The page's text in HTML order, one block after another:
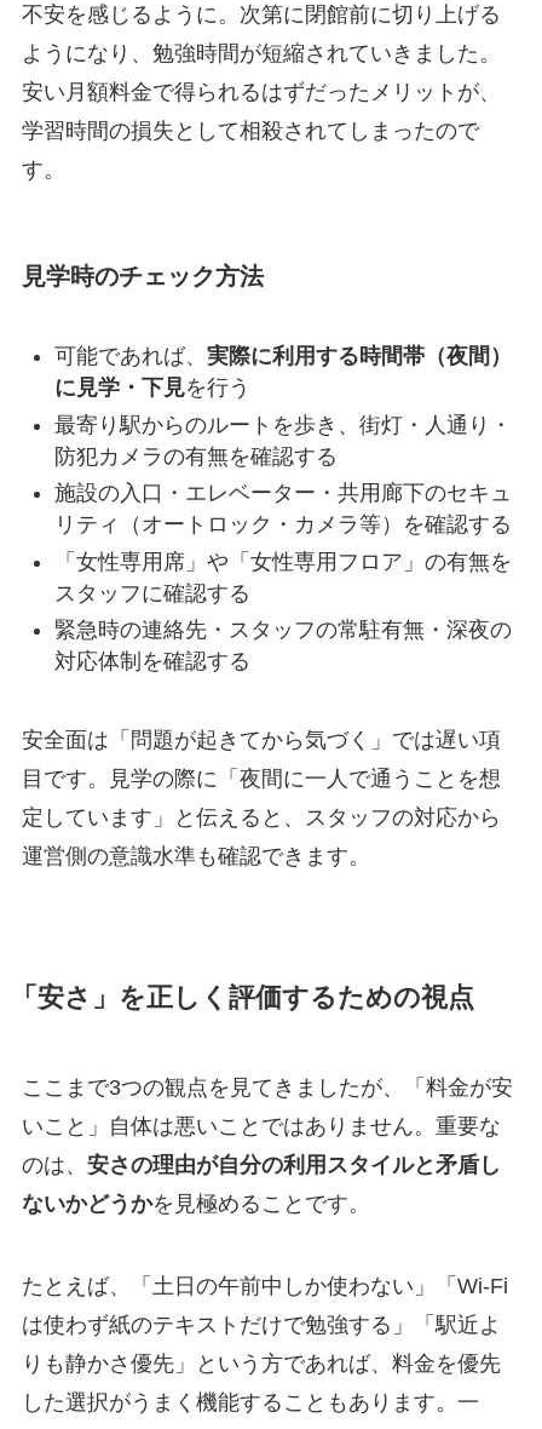
不安を感じるように。次第に閉館前に切り上げる
ようになり、勉強時間が短縮されていきました。
安い月額料金で得られるはずだったメリットが、
学習時間の損失として相殺されてしまったので
す。
見学時のチェック方法
可能であれば、 実際に利用する時間帯（夜間）
に見学・下見を行う
最寄り駅からのルートを歩き、街灯・人通り・
防犯カメラの有無を確認する
施設の入口・エレベーター・共用廊下のセキュ
リティ（オートロック・カメラ等）を確認する
「女性専用席」や「女性専用フロア」の有無を
スタッフに確認する
緊急時の連絡先・スタッフの常駐有無・深夜の
対応体制を確認する
安全面は「問題が起きてから気づく」では遅い項
目です。見学の際に「夜間に一人で通うことを想
定しています」と伝えると、スタッフの対応から
運営側の意識水準も確認できます。
「安さ」を正しく評価するための視点
ここまで3つの観点を見てきましたが、「料金が安
いこと」自体は悪いことではありません。重要な
のは、 安さの理由が自分の利用スタイルと矛盾し
ないかどうかを見極めることです。
たとえば、「土日の午前中しか使わない」「Wi-Fi
は使わず紙のテキストだけで勉強する」「駅近よ
りも静かさ優先」という方であれば、料金を優先
した選択がうまく機能することもあります。一